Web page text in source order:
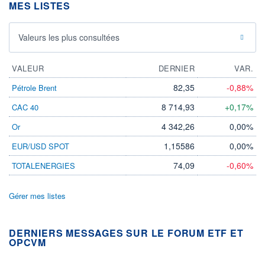
MES LISTES
Valeurs les plus consultées
VALEUR DERNIER
VAR.
Pétrole Brent
82,35 -0,88%
CAC 40 8 714,93 +0,17%
Or 4 342,26 0,00%
EUR/USD SPOT 1,15586 0,00%
TOTALENERGIES 74,09 -0,60%
Gérer mes listes
DERNIERS MESSAGES SUR LE FORUM ETF ET
OPCVM